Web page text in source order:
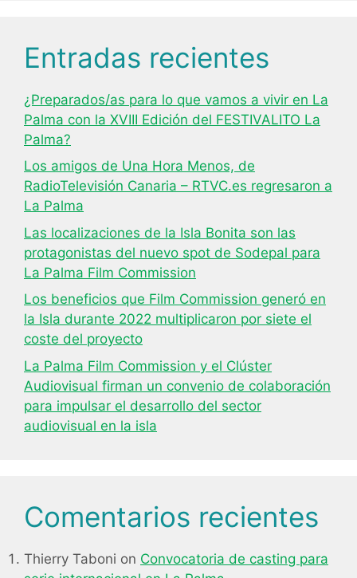
Entradas recientes
¿Preparados/as para lo que vamos a vivir en La
Palma con la XVIII Edición del FESTIVALITO La
Palma?
Los amigos de Una Hora Menos, de
RadioTelevisión Canaria – RTVC.es regresaron a
La Palma
Las localizaciones de la Isla Bonita son las
protagonistas del nuevo spot de Sodepal para
La Palma Film Commission
Los beneficios que Film Commission generó en
la Isla durante 2022 multiplicaron por siete el
coste del proyecto
La Palma Film Commission y el Clúster
Audiovisual firman un convenio de colaboración
para impulsar el desarrollo del sector
audiovisual en la isla
Comentarios recientes
Thierry Taboni on Convocatoria de casting para